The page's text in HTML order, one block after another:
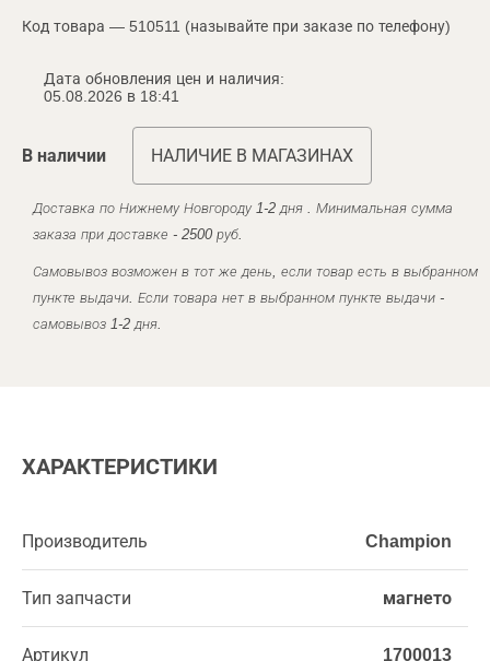
Код товара — 510511 (называйте при заказе по телефону)
Дата обновления цен и наличия:
05.08.2026 в 18:41
В наличии НАЛИЧИЕ В МАГАЗИНАХ
Доставка по Нижнему Новгороду 1-2 дня . Минимальная сумма
заказа при доставке - 2500 руб.
Самовывоз возможен в тот же день, если товар есть в выбранном
пункте выдачи. Если товара нет в выбранном пункте выдачи -
самовывоз 1-2 дня.
ХАРАКТЕРИСТИКИ
Производитель Champion
Тип запчасти магнето
Артикул 1700013